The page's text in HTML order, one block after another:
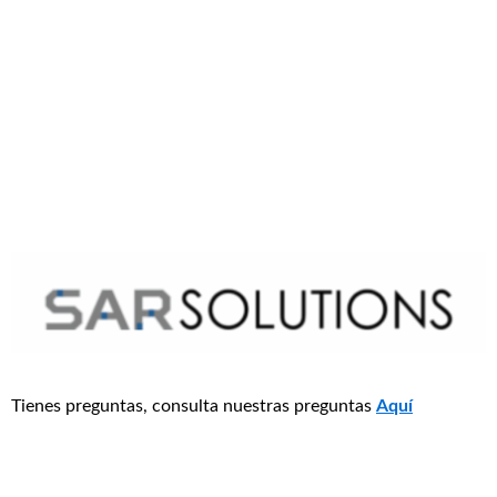
Tienes preguntas, consulta nuestras preguntas Aquí